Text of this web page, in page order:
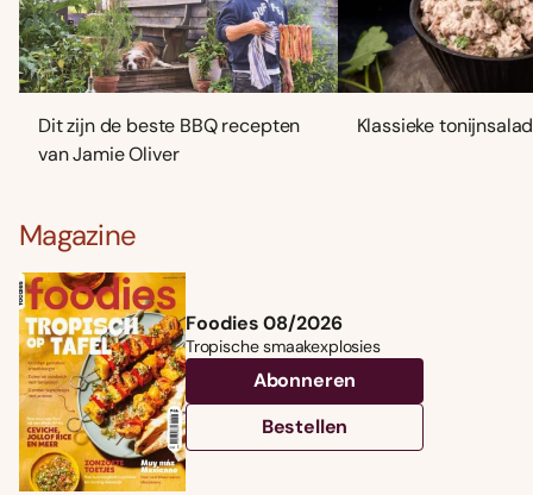
Dit zijn de beste BBQ recepten
van Jamie Oliver
Klassieke
Magazine
Foodies 08/2026
Tropische smaakexplosies
Abonneren
Bestellen